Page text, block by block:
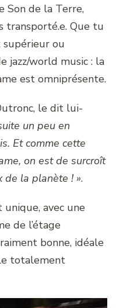
Son de la Terre,
transporté.e. Que tu
supérieur ou
jazz/world music : la
est omniprésente.
le dit lui-
un peu en
Et comme cette
on est de surcroît
de la planète ! ».
unique, avec une
de l’étage
bonne, idéale
totalement